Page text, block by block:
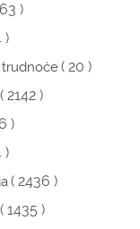
)
)
( 20 )
( 2142 )
)
)
( 2436 )
( 1435 )